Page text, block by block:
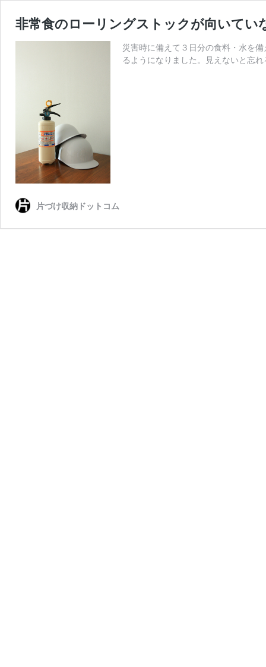
非常食のローリングストックが向いてい
災害時に備えて３日分の食料・水を
るようになりました。見えないと忘
片づけ収納ドットコム